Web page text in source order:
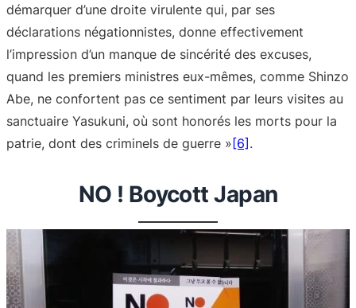
démarquer d’une droite virulente qui, par ses
déclarations négationnistes, donne effectivement
l’impression d’un manque de sincérité des excuses,
quand les premiers ministres eux-mêmes, comme Shinzo
Abe, ne confortent pas ce sentiment par leurs visites au
sanctuaire Yasukuni, où sont honorés les morts pour la
patrie, dont des criminels de guerre »[6].
NO ! Boycott Japan